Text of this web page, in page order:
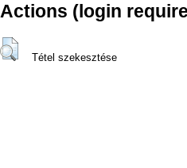
Actions (login
Tétel szekesztése